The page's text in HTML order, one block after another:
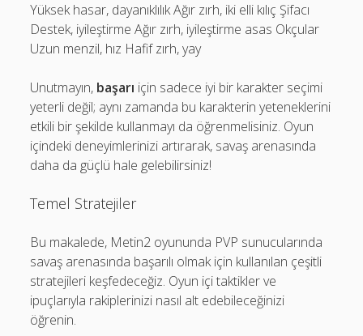
Yüksek hasar, dayanıklılık Ağır zırh, iki elli kılıç Şifacı
Destek, iyileştirme Ağır zırh, iyileştirme asas Okçular
Uzun menzil, hız Hafif zırh, yay
Unutmayın, başarı için sadece iyi bir karakter seçimi
yeterli değil; aynı zamanda bu karakterin yeteneklerini
etkili bir şekilde kullanmayı da öğrenmelisiniz. Oyun
içindeki deneyimlerinizi artırarak, savaş arenasında
daha da güçlü hale gelebilirsiniz!
Temel Stratejiler
Bu makalede, Metin2 oyununda PVP sunucularında
savaş arenasında başarılı olmak için kullanılan çeşitli
stratejileri keşfedeceğiz. Oyun içi taktikler ve
ipuçlarıyla rakiplerinizi nasıl alt edebileceğinizi
öğrenin.